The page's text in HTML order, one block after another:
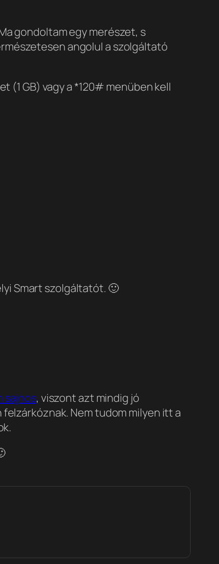
gondoltam egy merészet, s
angolul a szolgáltató
GB) vagy a *120# menüben kell
Smart szolgáltatót. 🙂
sajnos, viszont azt mindig jó
Nem tudom milyen itt a